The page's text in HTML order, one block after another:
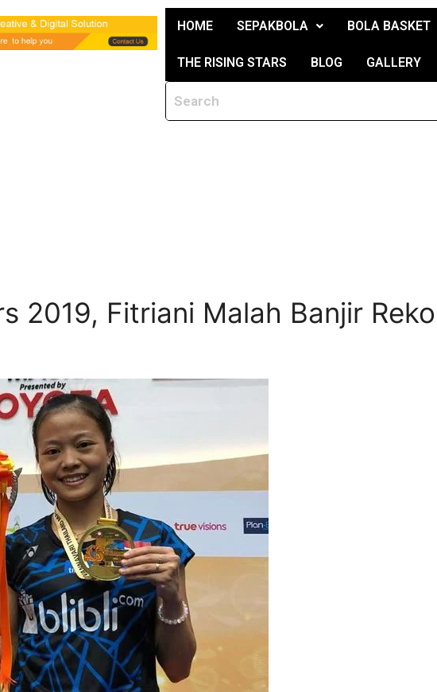
HOME SEPAKBOLA BOLA BASKET
THE RISING STARS BLOG GALLERY
2019, Fitriani Malah Banjir